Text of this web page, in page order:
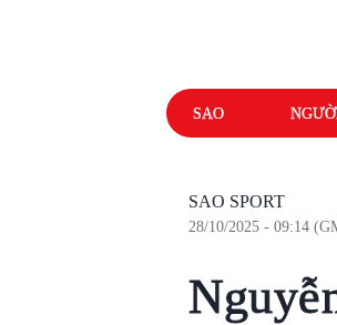
SAO
SAO SPORT
28/10/2025 - 09:14